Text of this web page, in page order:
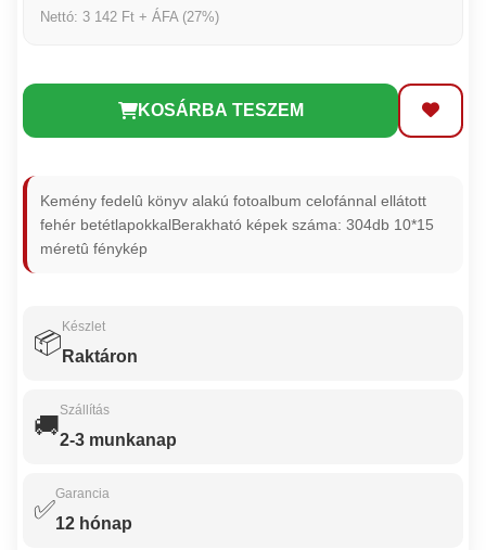
Nettó: 3 142 Ft + ÁFA (27%)
KOSÁRBA TESZEM
Kemény fedelû könyv alakú fotoalbum celofánnal ellátott
fehér betétlapokkalBerakható képek száma: 304db 10*15
méretû fénykép
📦
Készlet
Raktáron
🚚
Szállítás
2-3 munkanap
✅
Garancia
12 hónap